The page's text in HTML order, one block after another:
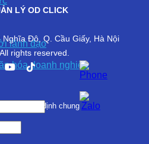
lãnh đạo
hóa doanh nghiệp
LÝ OD CLICK
Đô, Q. Cầu Giấy, Hà Nội
rights reserved.
và Quy định chung